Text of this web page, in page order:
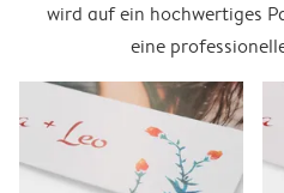
wird auf ein hochwertiges
eine